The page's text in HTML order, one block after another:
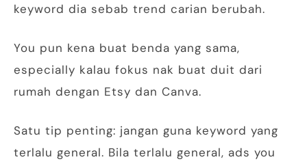
keyword dia sebab trend carian berubah.
You pun kena buat benda yang sama,
especially kalau fokus nak buat duit dari
rumah dengan Etsy dan Canva.
Satu tip penting: jangan guna keyword yang
terlalu general. Bila terlalu general, ads you